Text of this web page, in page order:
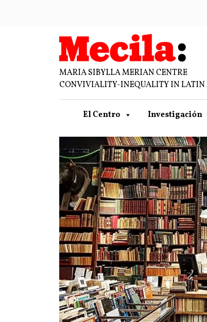
MARIA SIBYLLA MERIAN CENTRE
CONVIVIALITY-INEQUALITY IN LATIN
El Centro Investigación